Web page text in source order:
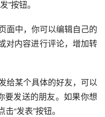
”按钮。
面中，你可以编辑自己的
对内容进行评论，增加转
给某个具体的好友，可以
要发送的朋友。如果你想
“发表”按钮。